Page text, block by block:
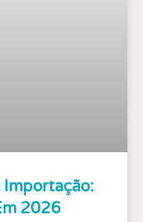
Importação:
2026